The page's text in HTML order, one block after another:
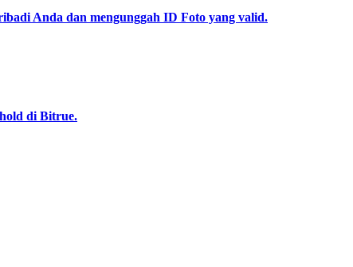
Anda dan mengunggah ID Foto yang valid.
di Bitrue.